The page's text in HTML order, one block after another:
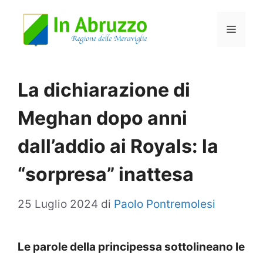
Menu
La dichiarazione di
Meghan dopo anni
dall’addio ai Royals: la
“sorpresa” inattesa
25 Luglio 2024 di Paolo Pontremolesi
Le parole della principessa sottolineano le